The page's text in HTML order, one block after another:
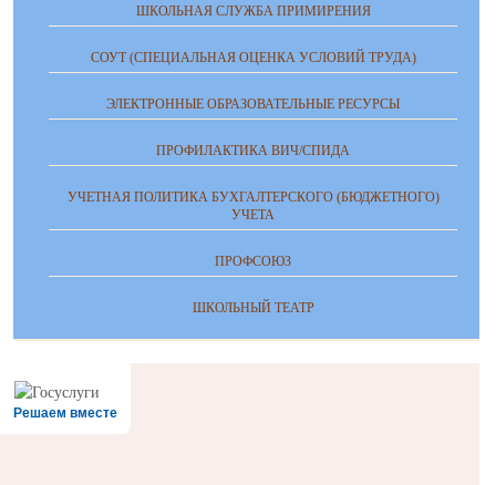
ШКОЛЬНАЯ СЛУЖБА ПРИМИРЕНИЯ
СОУТ (СПЕЦИАЛЬНАЯ ОЦЕНКА УСЛОВИЙ ТРУДА)
ЭЛЕКТРОННЫЕ ОБРАЗОВАТЕЛЬНЫЕ РЕСУРСЫ
ПРОФИЛАКТИКА ВИЧ/СПИДА
УЧЕТНАЯ ПОЛИТИКА БУХГАЛТЕРСКОГО (БЮДЖЕТНОГО)
УЧЕТА
ПРОФСОЮЗ
ШКОЛЬНЫЙ ТЕАТР
Решаем вместе